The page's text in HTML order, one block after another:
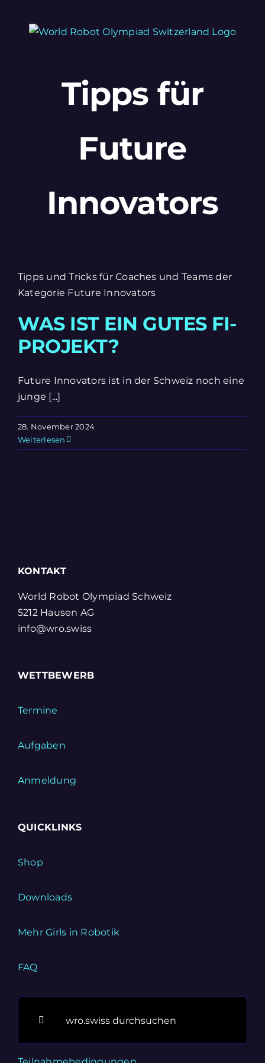
Tipps für
Future
Innovators
Tipps und Tricks für Coaches und Teams der
Kategorie Future Innovators
WAS IST EIN GUTES FI-
PROJEKT?
Future Innovators ist in der Schweiz noch eine
junge [...]
28. November 2024
Weiterlesen
KONTAKT
World Robot Olympiad Schweiz
5212 Hausen AG
info@wro.swiss
WETTBEWERB
Termine
Aufgaben
Anmeldung
QUICKLINKS
Shop
Downloads
Mehr Girls in Robotik
FAQ
nach: